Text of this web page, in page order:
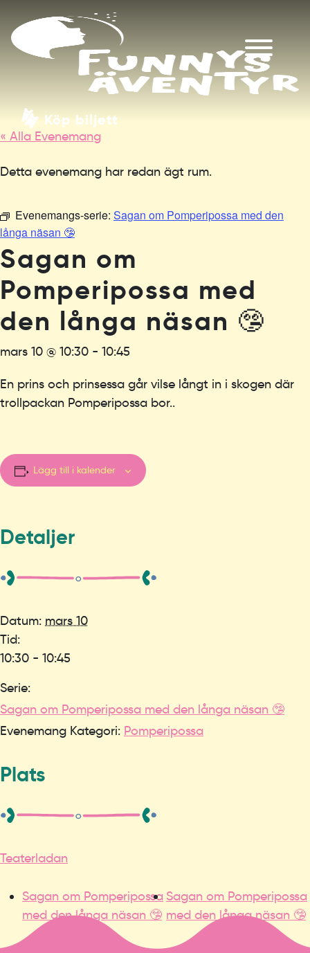
Köp biljett
« Alla Evenemang
Detta evenemang har redan ägt rum.
Evenemangs-serie: Sagan om Pomperipossa med den
långa näsan 🤥
Sagan om
Pomperipossa med
den långa näsan 🤥
mars 10 @ 10:30 - 10:45
En prins och prinsessa går vilse långt in i skogen där
trollpackan Pomperipossa bor..
Lägg till i kalender
Detaljer
Datum: mars 10
Tid:
10:30 - 10:45
Serie:
Sagan om Pomperipossa med den långa näsan 🤥
Evenemang Kategori: Pomperipossa
Plats
Teaterladan
Sagan om Pomperipossa
med den långa näsan 🤥
Sagan om Pomperipossa
med den långa näsan 🤥